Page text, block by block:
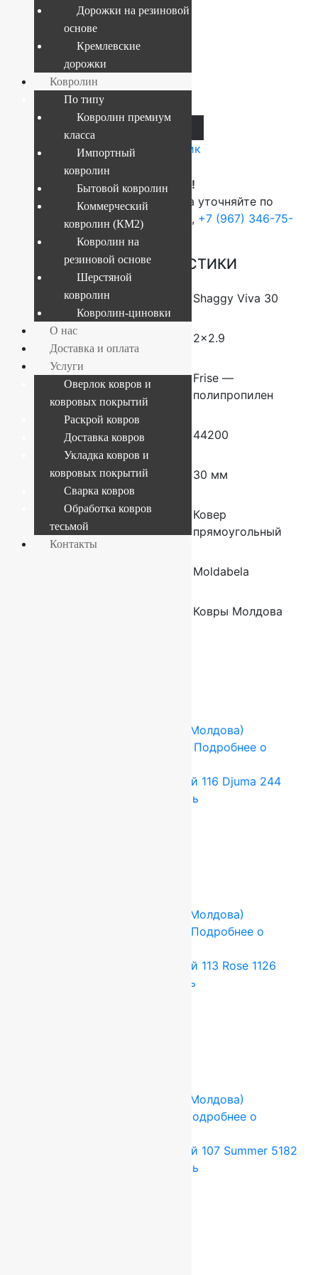
32300
Текущий размер:
Артикул:4841227992015
В корзину
Купить в 1 клик
ВНИМАНИЕ!
О наличие и стоимости товара уточняйте по
+7 (812) 377-09-32 , +7 (967) 346-75-
ОСНОВНЫЕ ХАРАКТЕРИСТИКИ
Коллекция Shaggy Viva 30
Размер (м) 2×2.9
Состав
Frise —
полипропилен
Плотность 44200
Высота ворса 30 мм
Форма
Ковер
прямоугольный
Moldabela
Ковры Молдова
FLOARE-CARPET (Ковры Молдова)
Подробнее о
Ковер шерстяной Прямой 116 Djuma 244
2,50×3,50 м, 100% шерсть
FLOARE-CARPET (Ковры Молдова)
Подробнее о
Ковер шерстяной Прямой 113 Rose 1126
1,80×2,30 м, 100% шерсть
FLOARE-CARPET (Ковры Молдова)
Подробнее о
Ковер шерстяной Прямой 107 Summer 5182
2,00×2,50 м, 100% шерсть
Дорожки на резиновой
основе
Кремлевские
дорожки
Ковролин
По типу
Ковролин премиум
класса
Импортный
ковролин
Бытовой ковролин
Коммерческий
ковролин (КМ2)
Ковролин на
резиновой основе
Шерстяной
ковролин
Ковролин-циновки
О нас
Доставка и оплата
Услуги
Оверлок ковров и
ковровых покрытий
Раскрой ковров
Доставка ковров
Укладка ковров и
ковровых покрытий
Сварка ковров
Обработка ковров
тесьмой
Контакты